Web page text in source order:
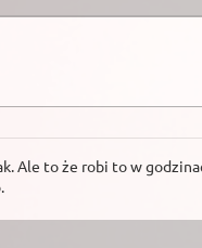
Ale to że robi to w